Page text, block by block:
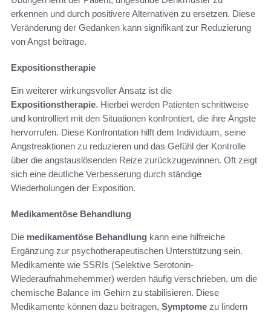
erkennen und durch positivere Alternativen zu ersetzen. Diese
Veränderung der Gedanken kann signifikant zur Reduzierung
von Angst beitrage.
Expositionstherapie
Ein weiterer wirkungsvoller Ansatz ist die
Expositionstherapie. Hierbei werden Patienten schrittweise
und kontrolliert mit den Situationen konfrontiert, die ihre Ängste
hervorrufen. Diese Konfrontation hilft dem Individuum, seine
Angstreaktionen zu reduzieren und das Gefühl der Kontrolle
über die angstauslösenden Reize zurückzugewinnen. Oft zeigt
sich eine deutliche Verbesserung durch ständige
Wiederholungen der Exposition.
Medikamentöse Behandlung
Die medikamentöse Behandlung kann eine hilfreiche
Ergänzung zur psychotherapeutischen Unterstützung sein.
Medikamente wie SSRIs (Selektive Serotonin-
Wiederaufnahmehemmer) werden häufig verschrieben, um die
chemische Balance im Gehirn zu stabilisieren. Diese
Medikamente können dazu beitragen, Symptome zu lindern